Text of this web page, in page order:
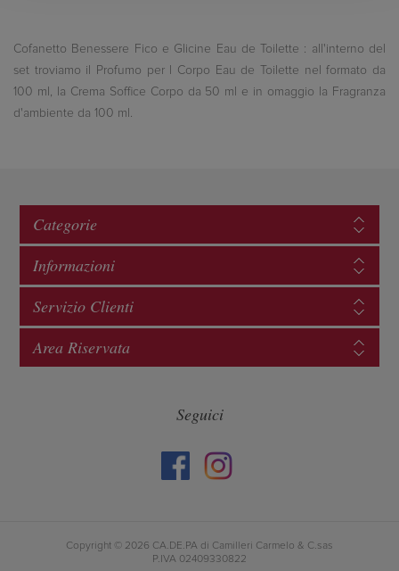
Cofanetto Benessere Fico e Glicine Eau de Toilette : all'interno del
set troviamo il Profumo per l Corpo Eau de Toilette nel formato da
100 ml, la Crema Soffice Corpo da 50 ml e in omaggio la Fragranza
d'ambiente da 100 ml.
Categorie
Informazioni
Servizio Clienti
Area Riservata
Seguici
Copyright © 2026 CA.DE.PA di Camilleri Carmelo & C.sas
P.IVA 02409330822